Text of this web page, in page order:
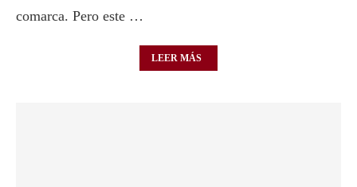
comarca. Pero este …
LEER MÁS